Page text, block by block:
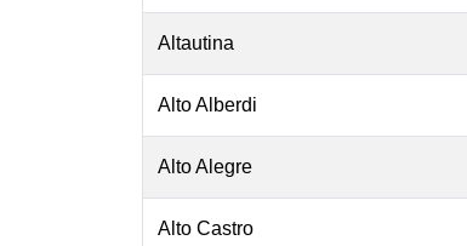
Altautina
Alto Alberdi
Alto Alegre
Alto Castro